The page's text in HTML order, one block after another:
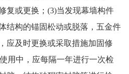
复或更换；(3)当发现幕墙构件
结构的锚固松动或脱落，五金件
应及时更换或采取措施加固修
用中，应每隔一年进行一次检